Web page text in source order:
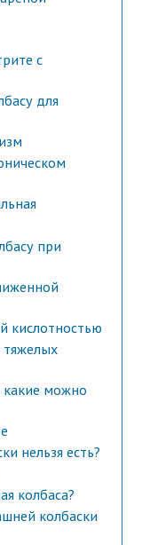
с
для
при
кислотностью
тяжелых
какие можно
нельзя есть?
колбаса?
колбаски